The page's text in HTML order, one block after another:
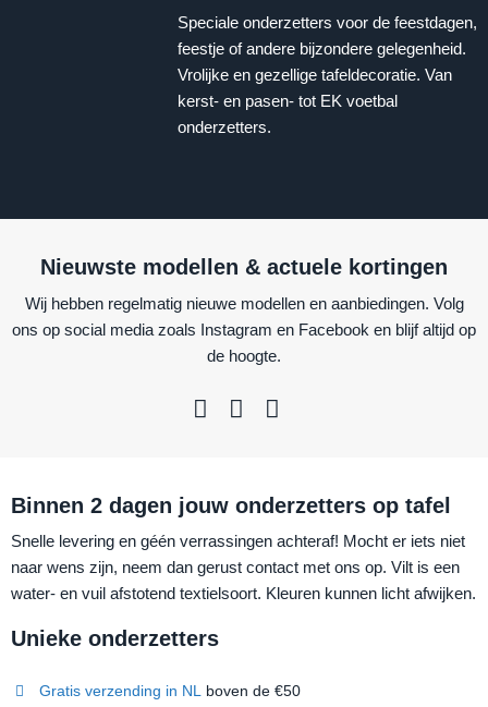
Speciale onderzetters voor de feestdagen,
feestje of andere bijzondere gelegenheid.
Vrolijke en gezellige tafeldecoratie. Van
kerst- en pasen- tot EK voetbal
onderzetters.
Nieuwste modellen & actuele kortingen
Wij hebben regelmatig nieuwe modellen en aanbiedingen. Volg
ons op social media zoals Instagram en Facebook en blijf altijd op
de hoogte.
Binnen 2 dagen jouw onderzetters op tafel
Snelle levering en géén verrassingen achteraf! Mocht er iets niet
naar wens zijn, neem dan gerust contact met ons op. Vilt is een
water- en vuil afstotend textielsoort. Kleuren kunnen licht afwijken.
Unieke onderzetters
Gratis verzending in NL boven de €50